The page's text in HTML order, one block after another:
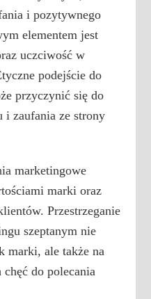
i pozytywnego
elementem jest
uczciwość w
podejście do
przyczynić się do
i zaufania ze strony
marketingowe
marki oraz
Przestrzeganie
szeptanym nie
marki, ale także na
do polecania